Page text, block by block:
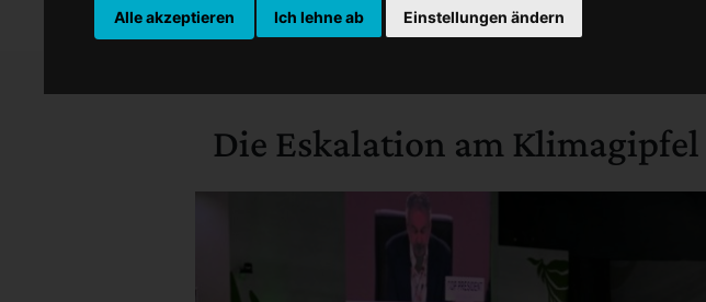
Alle akzeptieren Ich lehne ab Einstellungen ändern
TopNews Politik Sport Wirtschaft Firmennews Gesellschaft
Die Eskalation am